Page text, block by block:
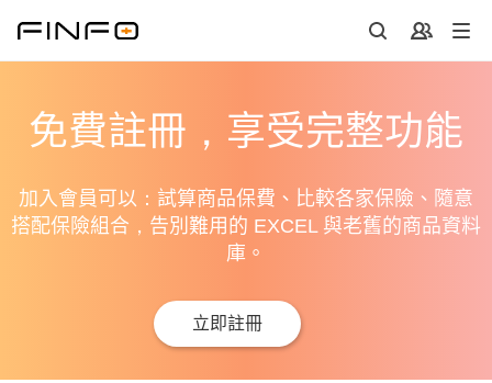
免費註冊，享受完整功能
加入會員可以：試算商品保費、比較各家保險、隨意
搭配保險組合，告別難用的 EXCEL 與老舊的商品資料
庫。
立即註冊